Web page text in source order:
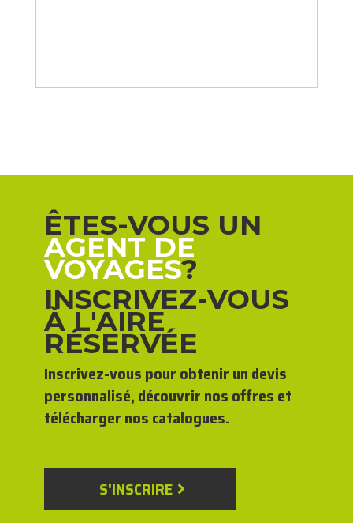
ÊTES-VOUS UN
AGENT DE
VOYAGES?
INSCRIVEZ-VOUS
À L'AIRE
RÉSERVÉE
Inscrivez-vous pour obtenir un devis
personnalisé, découvrir nos offres et
télécharger nos catalogues.
S'INSCRIRE